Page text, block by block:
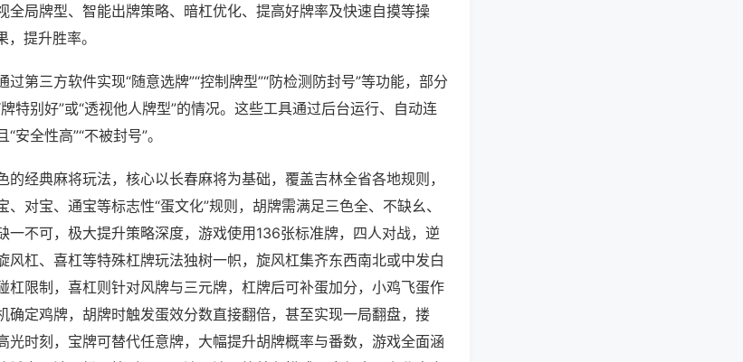
全局牌型、智能出牌策略、暗杠优化、提高好牌率及快速自摸等操
提升胜率。
第三方软件实现“随意选牌”“控制牌型”“防检测防封号”等功能，部分
特别好”或“透视他人牌型”的情况。这些工具通过后台运行、自动连
安全性高”“不被封号”。
经典麻将玩法，核心以长春麻将为基础，覆盖吉林全省各地规则，
对宝、通宝等标志性“蛋文化”规则，胡牌需满足三色全、不缺幺、
一不可，极大提升策略深度，游戏使用136张标准牌，四人对战，逆
风杠、喜杠等特殊杠牌玩法独树一帜，旋风杠集齐东西南北或中发白
杠限制，喜杠则针对风牌与三元牌，杠牌后可补蛋加分，小鸡飞蛋作
确定鸡牌，胡牌时触发蛋效分数直接翻倍，甚至实现一局翻盘，搂
光时刻，宝牌可替代任意牌，大幅提升胡牌概率与番数，游戏全面涵